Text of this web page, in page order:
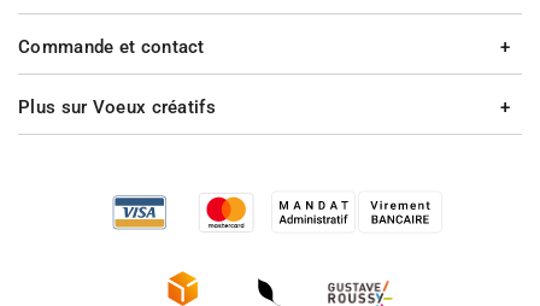
Commande et contact
Plus sur Voeux créatifs